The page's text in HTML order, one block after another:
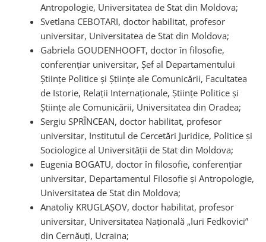
Antropologie, Universitatea de Stat din Moldova;
Svetlana CEBOTARI, doctor habilitat, profesor
universitar, Universitatea de Stat din Moldova;
Gabriela GOUDENHOOFT, doctor în filosofie,
conferențiar universitar, Șef al Departamentului
Științe Politice și Științe ale Comunicării, Facultatea
de Istorie, Relații Internaționale, Științe Politice și
Științe ale Comunicării, Universitatea din Oradea;
Sergiu SPRÎNCEAN, doctor habilitat, profesor
universitar, Institutul de Cercetări Juridice, Politice și
Sociologice al Universității de Stat din Moldova;
Eugenia BOGATU, doctor în filosofie, conferențiar
universitar, Departamentul Filosofie și Antropologie,
Universitatea de Stat din Moldova;
Anatoliy KRUGLAȘOV, doctor habilitat, profesor
universitar, Universitatea Națională „Iuri Fedkovici”
din Cernăuți, Ucraina;